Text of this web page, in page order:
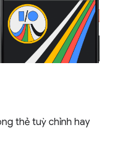
thẻ tuỳ chỉnh hay